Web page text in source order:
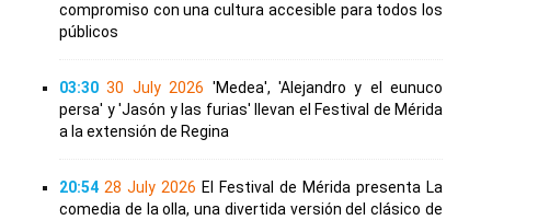
compromiso con una cultura accesible para todos los
públicos
03:30 30 July 2026 'Medea', 'Alejandro y el eunuco
persa' y 'Jasón y las furias' llevan el Festival de Mérida
a la extensión de Regina
20:54 28 July 2026 El Festival de Mérida presenta La
comedia de la olla, una divertida versión del clásico de